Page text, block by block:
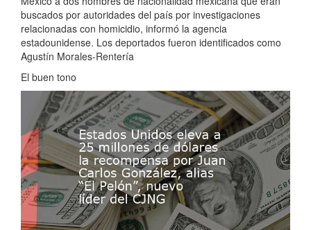
buscados por autoridades del país por investigaciones
relacionadas con homicidio, informó la agencia
estadounidense. Los deportados fueron identificados como
Agustín Morales-Rentería
El buen tono